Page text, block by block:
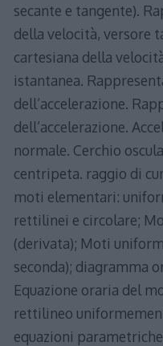
secante e tangente).
della velocità, versore
cartesiana della
istantanea.
dell’accelerazione.
dell’accelerazione.
normale. Cerchio
centripeta. raggio di
moti elementari:
rettilinei e circolare;
(derivata); Moti
seconda); diagramma
Equazione oraria del
rettilineo
equazioni